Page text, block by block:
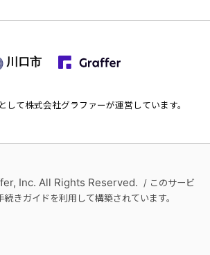
川口市
して株式会社グラファーが運営しています。
Inc. All Rights Reserved. / このサービ
きガイドを利用して構築されています。